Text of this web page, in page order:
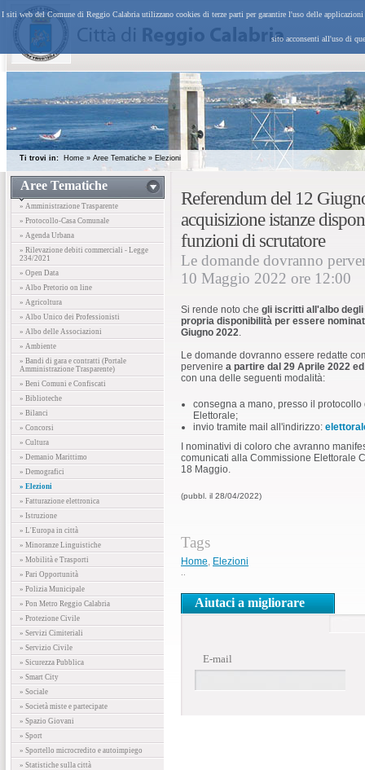
I siti web del Comune di Reggio Calabria utilizzano cookies di terze parti per garantire l'uso delle
sito acconsenti all'uso di
Ti trovi in: Home » Aree Tematiche » Elezioni
Aree Tematiche
» Amministrazione Trasparente
» Protocollo-Casa Comunale
» Agenda Urbana
» Rilevazione debiti commerciali - Legge
234/2021
» Open Data
» Albo Pretorio on line
» Agricoltura
» Albo Unico dei Professionisti
» Albo delle Associazioni
» Ambiente
» Bandi di gara e contratti (Portale
Amministrazione Trasparente)
» Beni Comuni e Confiscati
» Biblioteche
» Bilanci
» Concorsi
» Cultura
» Demanio Marittimo
» Demografici
» Elezioni
» Fatturazione elettronica
» Istruzione
» L'Europa in città
» Minoranze Linguistiche
» Mobilità e Trasporti
» Pari Opportunità
» Polizia Municipale
» Pon Metro Reggio Calabria
» Protezione Civile
» Servizi Cimiteriali
» Servizio Civile
» Sicurezza Pubblica
» Smart City
» Sociale
» Società miste e partecipate
» Spazio Giovani
» Sport
» Sportello microcredito e autoimpiego
» Statistiche sulla città
Referendum del 12
acquisizione istanze
funzioni di scrutatore
Le domande dovranno
10 Maggio 2022 ore 12:00
Si rende noto che gli iscritti all'albo
propria disponibilità per essere
Giugno 2022.
Le domande dovranno essere redatte
pervenire a partire dal 29 Aprile 2022
con una delle seguenti modalità:
consegna a mano, presso il
Elettorale;
invio tramite mail all'indirizzo:
I nominativi di coloro che avranno
comunicati alla Commissione Elettorale
18 Maggio.
(pubbl. il 28/04/2022)
Tags
Home, Elezioni
Aiutaci a migliorare
E-mail